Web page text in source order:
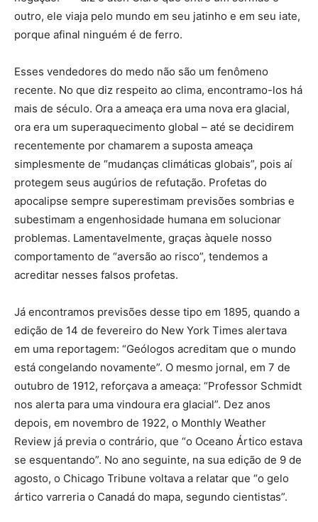
outro, ele viaja pelo mundo em seu jatinho e em seu iate,
porque afinal ninguém é de ferro.
Esses vendedores do medo não são um fenômeno
recente. No que diz respeito ao clima, encontramo-los há
mais de século. Ora a ameaça era uma nova era glacial,
ora era um superaquecimento global – até se decidirem
recentemente por chamarem a suposta ameaça
simplesmente de “mudanças climáticas globais”, pois aí
protegem seus augúrios de refutação. Profetas do
apocalipse sempre superestimam previsões sombrias e
subestimam a engenhosidade humana em solucionar
problemas. Lamentavelmente, graças àquele nosso
comportamento de “aversão ao risco”, tendemos a
acreditar nesses falsos profetas.
Já encontramos previsões desse tipo em 1895, quando a
edição de 14 de fevereiro do New York Times alertava
em uma reportagem: “Geólogos acreditam que o mundo
está congelando novamente”. O mesmo jornal, em 7 de
outubro de 1912, reforçava a ameaça: “Professor Schmidt
nos alerta para uma vindoura era glacial”. Dez anos
depois, em novembro de 1922, o Monthly Weather
Review já previa o contrário, que “o Oceano Ártico estava
se esquentando”. No ano seguinte, na sua edição de 9 de
agosto, o Chicago Tribune voltava a relatar que “o gelo
ártico varreria o Canadá do mapa, segundo cientistas”.